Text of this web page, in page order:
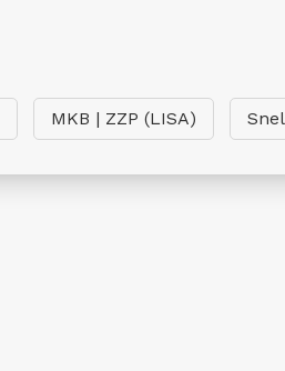
MKB | ZZP (LISA)